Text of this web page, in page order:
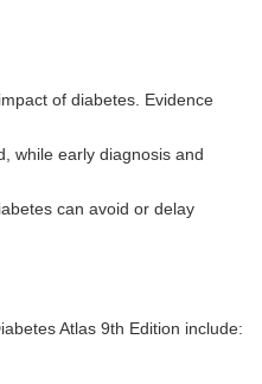
of diabetes. Evidence
while early diagnosis and
can avoid or delay
Atlas 9th Edition include: